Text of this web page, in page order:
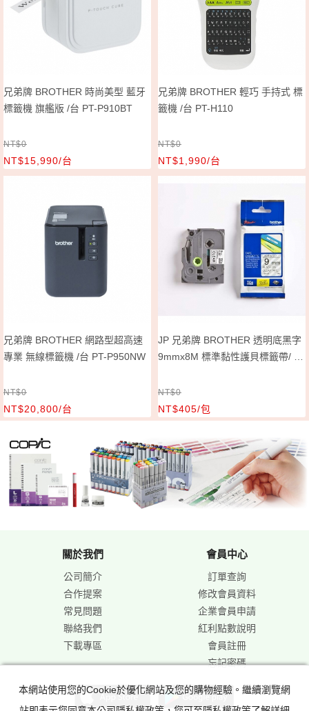
兄弟牌 BROTHER 時尚美型 藍牙
標籤機 旗艦版 /台 PT-P910BT
NT$0
NT$15,990/台
兄弟牌 BROTHER 輕巧 手持式 標
籤機 /台 PT-H110
NT$0
NT$1,990/台
兄弟牌 BROTHER 網路型超高速
專業 無線標籤機 /台 PT-P950NW
NT$0
NT$20,800/台
JP 兄弟牌 BROTHER 透明底黑字
9mmx8M 標準黏性護貝標籤帶/ 包
NT$0
NT$405/包
關於我們
公司簡介
合作提案
常見問題
聯絡我們
下載專區
會員中心
訂單查詢
修改會員資料
企業會員申請
紅利點數說明
會員註冊
忘記密碼
本網站使用您的Cookie於優化網站及您的購物經驗。繼續瀏覽網